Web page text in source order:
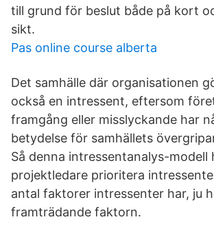
till grund för beslut både på kort
sikt.
Pas online course alberta
Det samhälle där organisationen
också en intressent, eftersom
framgång eller misslyckande har
betydelse för samhällets
Så denna intressentanalys-modell
projektledare prioritera
antal faktorer intressenter har, ju
framträdande faktorn.